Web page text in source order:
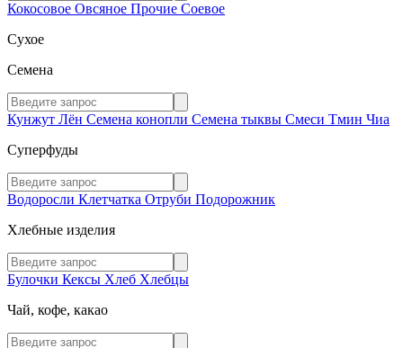
Кокосовое Овсяное Прочие Соевое
Сухое
Семена
Кунжут Лён Семена конопли Семена тыквы Смеси Тмин Чиа
Суперфуды
Водоросли Клетчатка Отруби Подорожник
Хлебные изделия
Булочки Кексы Хлеб Хлебцы
Чай, кофе, какао